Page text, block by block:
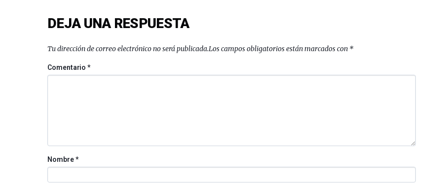
DEJA UNA RESPUESTA
Tu dirección de correo electrónico no será publicada.Los campos obligatorios están marcados con *
Comentario*
Nombre*